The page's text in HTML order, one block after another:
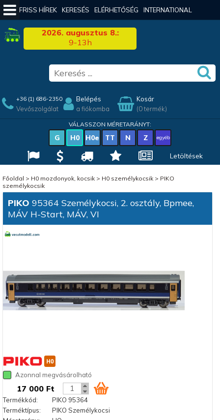
FRISS HÍREK KERESÉS ELÉRHETŐSÉG INTERNATIONAL
2026. augusztus 8.:
9-13h
+36 (1) 686-2350
Vevőszolgálat
Belépés
a fiókomba
Kosár
(0 termék)
VÁLASSZON MÉRETARÁNYT:
G H0 H0e TT N Z egyéb
Letöltések
Főoldal > H0 mozdonyok, kocsik> H0 személykocsik> PIKO
személykocsik
PIKO 95364 Személykocsi, 2. osztály, Bpmee,
MÁV H-Start, MÁV, VI
Azonnal megvásárolható
17 000 Ft
Termékkód:
PIKO 95364
Terméktípus:
PIKO Személykocsi